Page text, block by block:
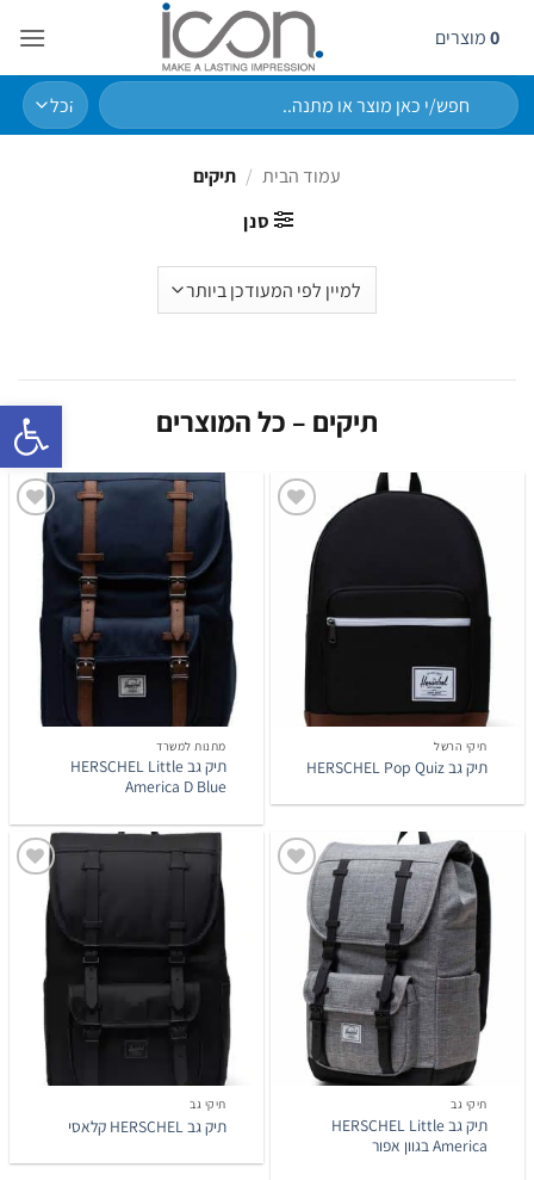
content
0מוצרים
חיפוש
עבור:
עמוד הבית / תיקים
סנן
תיקים – כל המוצרים
המשאלות
תיקי הרשל
תיק גב HERSCHEL Pop Quiz
לרשימת
המשאלות
מתנות למשרד
תיק גב HERSCHEL Little
America D Blue
המשאלות
תיקי גב
תיק גב HERSCHEL Little
America בגוון אפור
לרשימת
תיקי גב
תיק גב HERSCHEL קלאסי
פתח